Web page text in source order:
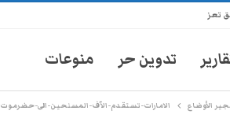
تعز
تدوين حر منوعات
الأوضاع الامارات-تستقدم-الآف-المسلحين-الى-حضرموت